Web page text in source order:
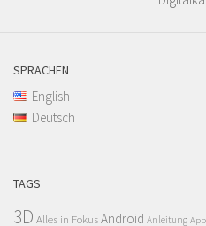
SPRACHEN
English
Deutsch
TAGS
3D Alles in FokusAndroid Anleitung